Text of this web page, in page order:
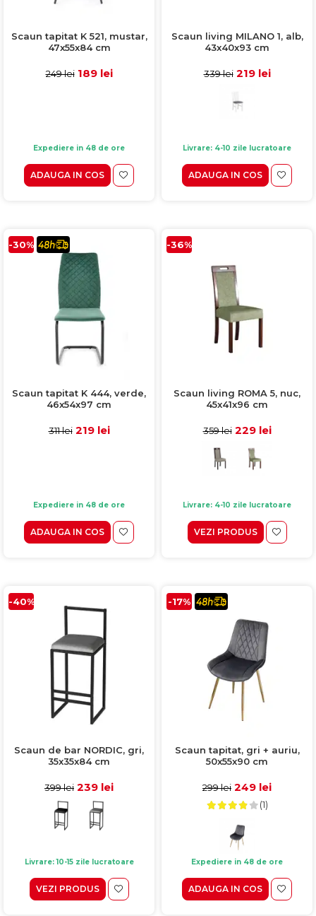
Scaun tapitat K 521, mustar,
47x55x84 cm
249 lei 189 lei
Expediere in 48 de ore
ADAUGA IN COS
Scaun living MILANO 1, alb,
43x40x93 cm
339 lei 219 lei
Livrare: 4-10 zile lucratoare
ADAUGA IN COS
-30%
Scaun tapitat K 444, verde,
46x54x97 cm
311 lei 219 lei
Expediere in 48 de ore
ADAUGA IN COS
-36%
Scaun living ROMA 5, nuc,
45x41x96 cm
359 lei 229 lei
Livrare: 4-10 zile lucratoare
VEZI PRODUS
-40%
Scaun de bar NORDIC, gri,
35x35x84 cm
399 lei 239 lei
Livrare: 10-15 zile lucratoare
VEZI PRODUS
-17%
Scaun tapitat, gri + auriu,
50x55x90 cm
299 lei 249 lei
(1)
Expediere in 48 de ore
ADAUGA IN COS